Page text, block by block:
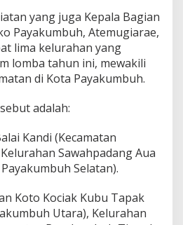
yang juga Kepala Bagian
Payakumbuh, Atemugiarae,
lima kelurahan yang
lomba tahun ini, mewakili
di Kota Payakumbuh.
adalah:
Kandi (Kecamatan
Sawahpadang Aua
Selatan).
Koto Kociak Kubu Tapak
Utara), Kelurahan